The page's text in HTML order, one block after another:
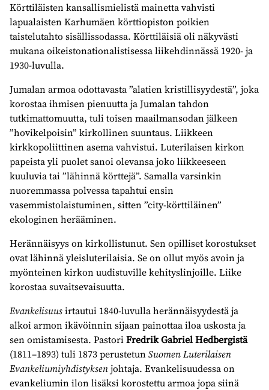
Körttiläisten kansallismielistä mainetta vahvisti
lapualaisten Karhumäen körttiopiston poikien
taistelutahto sisällissodassa. Körttiläisiä oli näkyvästi
mukana oikeistonationalistisessa liikehdinnässä 1920- ja
1930-luvulla.
Jumalan armoa odottavasta ”alatien kristillisyydestä”, joka
korostaa ihmisen pienuutta ja Jumalan tahdon
tutkimattomuutta, tuli toisen maailmansodan jälkeen
”hovikelpoisin” kirkollinen suuntaus. Liikkeen
kirkkopoliittinen asema vahvistui. Luterilaisen kirkon
papeista yli puolet sanoi olevansa joko liikkeeseen
kuuluvia tai ”lähinnä körttejä”. Samalla varsinkin
nuoremmassa polvessa tapahtui ensin
vasemmistolaistuminen, sitten ”city-körttiläinen”
ekologinen herääminen.
Herännäisyys on kirkollistunut. Sen opilliset korostukset
ovat lähinnä yleisluterilaisia. Se on ollut myös avoin ja
myönteinen kirkon uudistuville kehityslinjoille. Liike
korostaa suvaitsevaisuutta.
Evankelisuusirtautui 1840-luvulla herännäisyydestä ja
alkoi armon ikävöinnin sijaan painottaa iloa uskosta ja
sen omistamisesta. PastoriFredrik Gabriel Hedbergistä
(1811–1893) tuli 1873 perustetunSuomen Luterilaisen
Evankeliumiyhdistyksenjohtaja. Evankelisuudessa on
evankeliumin ilon lisäksi korostettu armoa jopa siinä